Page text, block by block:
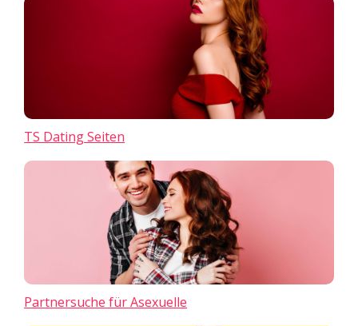
TS Dating Seiten
Partnersuche für Asexuelle